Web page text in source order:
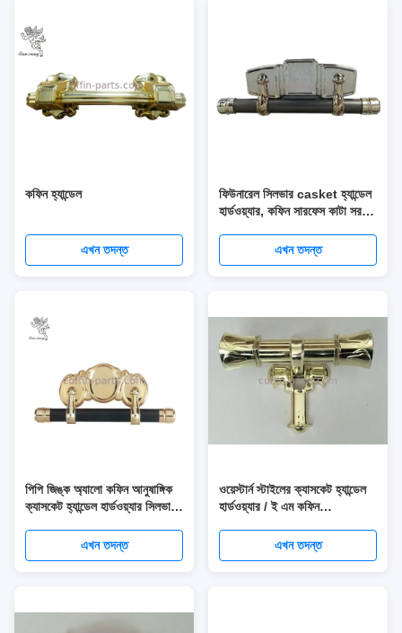
কফিন হ্যান্ডেল
এখন তদন্ত
ফিউনারেল সিলভার casket হ্যান্ডেল
হার্ডওয়্যার, কফিন সারফেস কাটা সরঞ্জাম
এখন তদন্ত
পিপি জিঙ্ক অ্যালো কফিন আনুষাঙ্গিক
ক্যাসকেট হ্যান্ডেল হার্ডওয়্যার সিলভার
এখন তদন্ত
ওয়েস্টার্ন স্টাইলের ক্যাসকেট হ্যান্ডেল
হার্ডওয়্যার / ই এম কফিন
এখন তদন্ত